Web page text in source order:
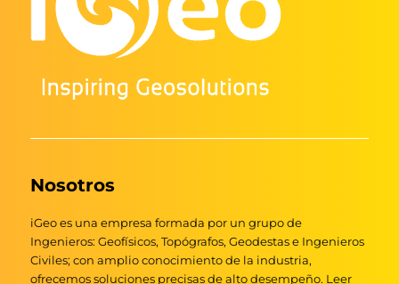
Nosotros
iGeo es una empresa formada por un grupo de
Ingenieros: Geofísicos, Topógrafos, Geodestas e Ingenieros
Civiles; con amplio conocimiento de la industria,
ofrecemos soluciones precisas de alto desempeño. Leer